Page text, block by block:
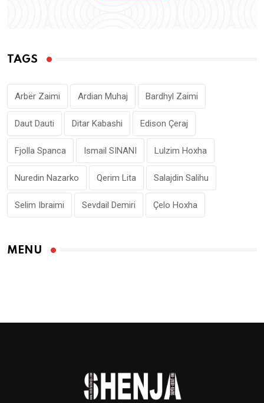
TAGS
Arbër Zaimi Ardian Muhaj Bardhyl Zaimi
Daut Dauti Ditar Kabashi Edison Çeraj
Fjolla Spanca Ismail SINANI Lulzim Hoxha
Nuredin Nazarko Qerim Lita Salajdin Salihu
Selim Ibraimi Sevdail Demiri Çelo Hoxha
MENU